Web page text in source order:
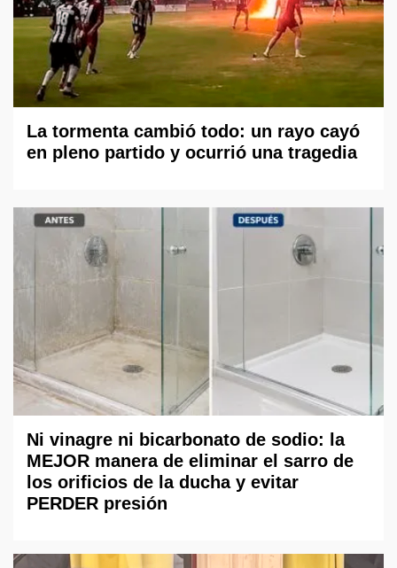
La tormenta cambió todo: un rayo cayó
en pleno partido y ocurrió una tragedia
Ni vinagre ni bicarbonato de sodio: la
MEJOR manera de eliminar el sarro de
los orificios de la ducha y evitar
PERDER presión